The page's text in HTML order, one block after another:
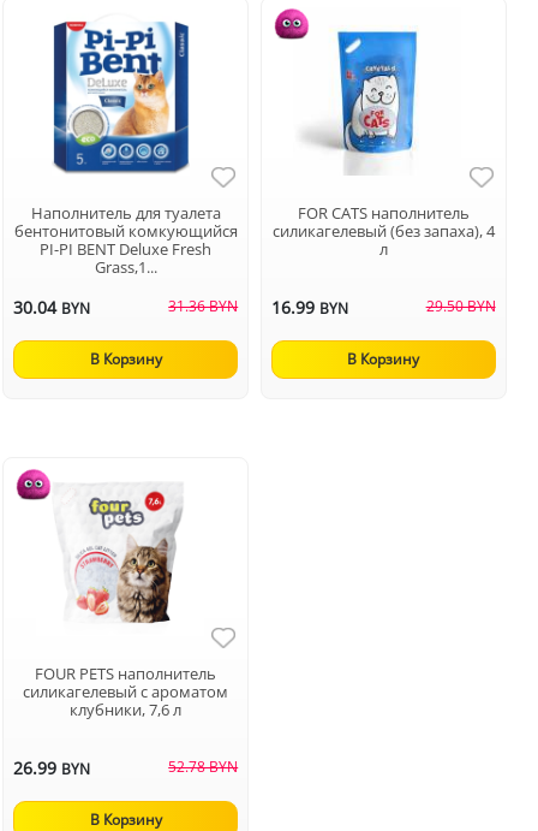
Наполнитель для туалета
бентонитовый комкующийся
PI-PI BENT Deluxe Fresh
Grass,1...
30.04 BYN 31.36 BYN
В Корзину
FOR CATS наполнитель
силикагелевый (без запаха), 4
л
16.99 BYN 29.50 BYN
В Корзину
FOUR PETS наполнитель
силикагелевый с ароматом
клубники, 7,6 л
26.99 BYN 52.78 BYN
В Корзину